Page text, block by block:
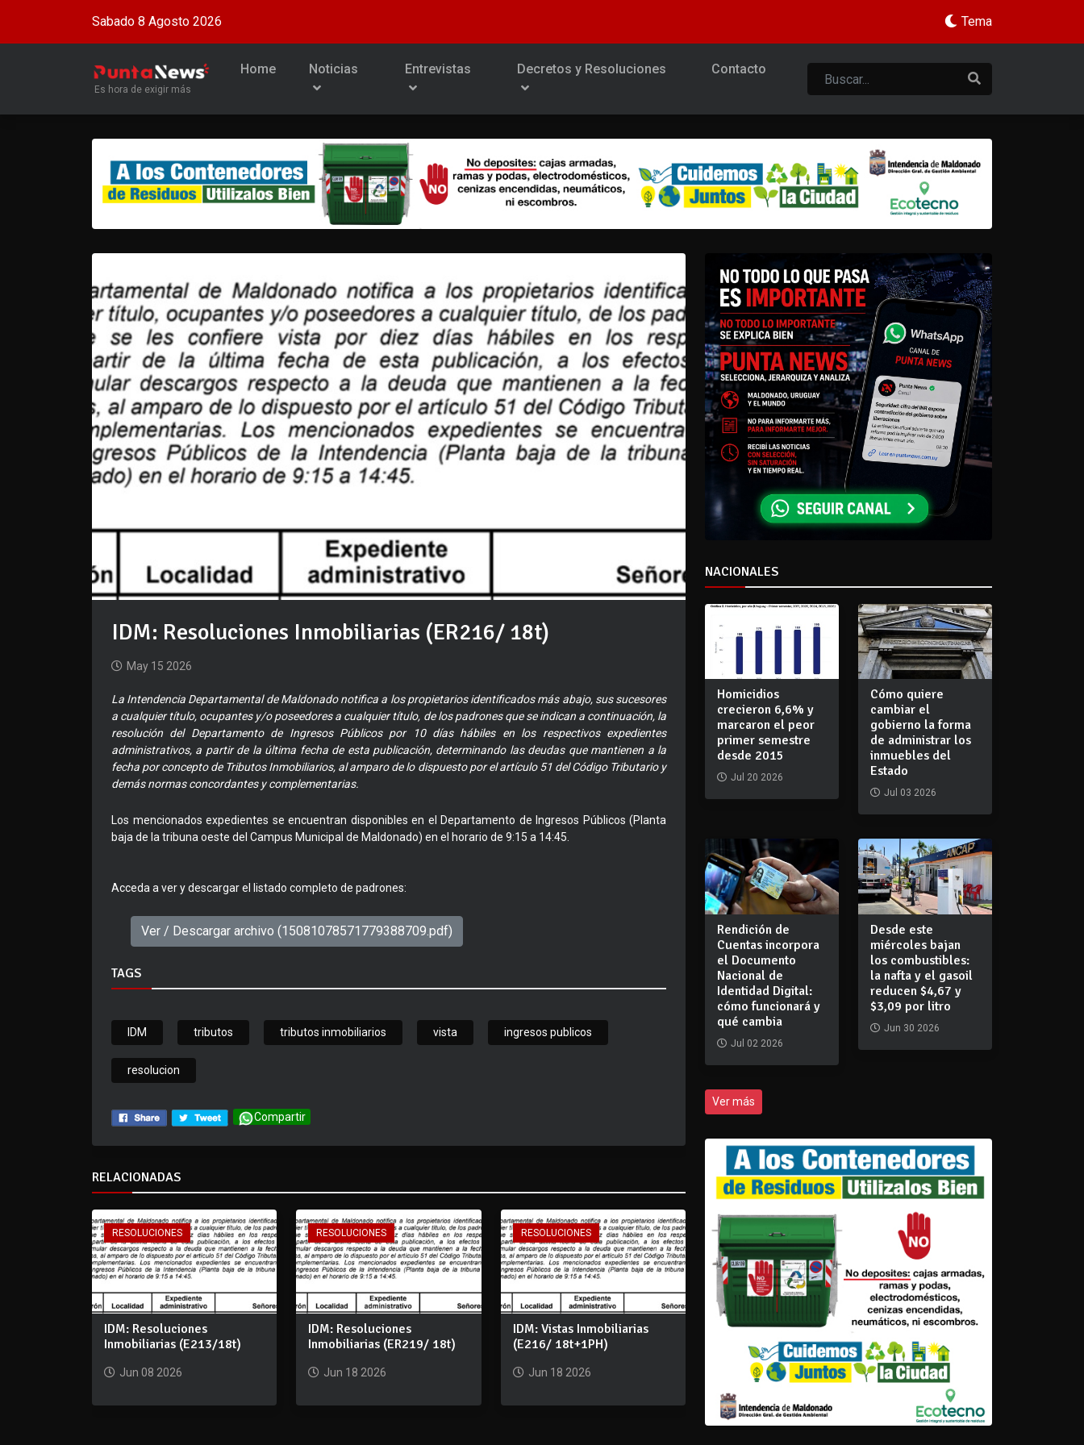
Sabado 8 Agosto 2026 Tema
Es hora de exigir más
Home Noticias Entrevistas Decretos y Resoluciones Contacto
IDM: Resoluciones Inmobiliarias (ER216/ 18t)
May 15 2026
La Intendencia Departamental de Maldonado notifica a los propietarios identificados más abajo, sus sucesores
a cualquier título, ocupantes y/o poseedores a cualquier título, de los padrones que se indican a continuación, la
resolución del Departamento de Ingresos Públicos por 10 días hábiles en los respectivos expedientes
administrativos, a partir de la última fecha de esta publicación, determinando las deudas que mantienen a la
fecha por concepto de Tributos Inmobiliarios, al amparo de lo dispuesto por el artículo 51 del Código Tributario y
demás normas concordantes y complementarias.
Los mencionados expedientes se encuentran disponibles en el Departamento de Ingresos Públicos (Planta
baja de la tribuna oeste del Campus Municipal de Maldonado) en el horario de 9:15 a 14:45.
Acceda a ver y descargar el listado completo de padrones:
Ver / Descargar archivo (15081078571779388709.pdf)
TAGS
IDM tributos tributos inmobiliarios vista ingresos publicos
resolucion
Compartir
RELACIONADAS
RESOLUCIONES
IDM: Resoluciones
Inmobiliarias (E213/18t)
Jun 08 2026
RESOLUCIONES
IDM: Resoluciones
Inmobiliarias (ER219/ 18t)
Jun 18 2026
RESOLUCIONES
IDM: Vistas Inmobiliarias
(E216/ 18t+1PH)
Jun 18 2026
NACIONALES
Homicidios
crecieron 6,6% y
marcaron el peor
primer semestre
desde 2015
Jul 20 2026
Cómo quiere
cambiar el
gobierno la forma
de administrar los
inmuebles del
Estado
Jul 03 2026
Rendición de
Cuentas incorpora
el Documento
Nacional de
Identidad Digital:
cómo funcionará y
qué cambia
Jul 02 2026
Desde este
miércoles bajan
los combustibles:
la nafta y el gasoil
reducen $4,67 y
$3,09 por litro
Jun 30 2026
Ver más